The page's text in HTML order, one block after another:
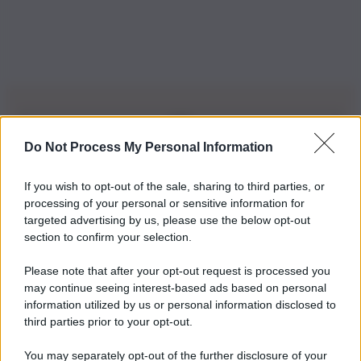
Do Not Process My Personal Information
If you wish to opt-out of the sale, sharing to third parties, or
processing of your personal or sensitive information for
targeted advertising by us, please use the below opt-out
section to confirm your selection.
Please note that after your opt-out request is processed you
may continue seeing interest-based ads based on personal
information utilized by us or personal information disclosed to
third parties prior to your opt-out.
You may separately opt-out of the further disclosure of your
Iscriviti alla nostra Newsletter
Iscriviti alla nostra newsletter per non perdere le ultime
novità
Iscriviti Ora